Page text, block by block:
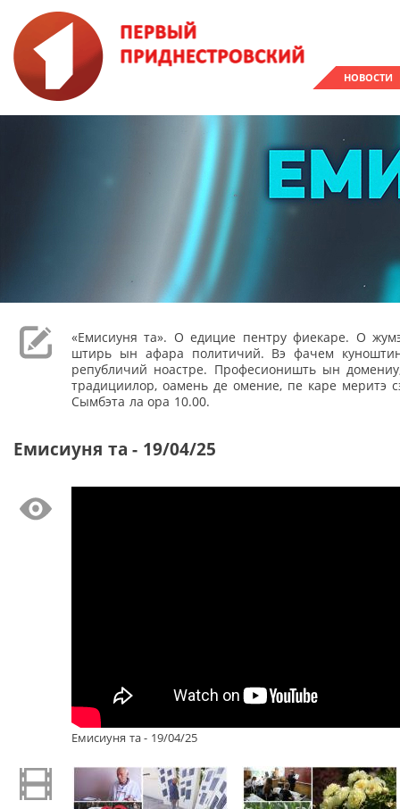
НОВОСТИ
«Емисиуня та». О едицие пентру фиекаре. О
штирь ын афара политичий. Вэ фачем
републичий ноастре. Професионишть ын
традициилор, оамень де омение, пе каре меритэ
Сымбэта ла ора 10.00.
Емисиуня та - 19/04/25
Емисиуня та - 19/04/25